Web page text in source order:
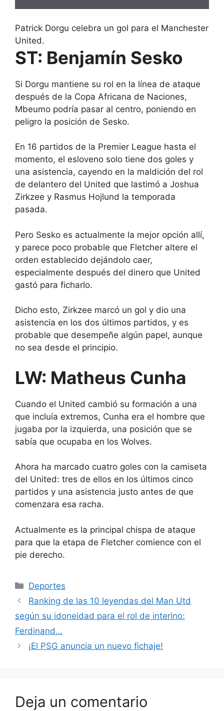
Patrick Dorgu celebra un gol para el Manchester
United.
ST: Benjamín Sesko
Si Dorgu mantiene su rol en la línea de ataque
después de la Copa Africana de Naciones,
Mbeumo podría pasar al centro, poniendo en
peligro la posición de Sesko.
En 16 partidos de la Premier League hasta el
momento, el esloveno solo tiene dos goles y
una asistencia, cayendo en la maldición del rol
de delantero del United que lastimó a Joshua
Zirkzee y Rasmus Hojlund la temporada
pasada.
Pero Sesko es actualmente la mejor opción allí,
y parece poco probable que Fletcher altere el
orden establecido dejándolo caer,
especialmente después del dinero que United
gastó para ficharlo.
Dicho esto, Zirkzee marcó un gol y dio una
asistencia en los dos últimos partidos, y es
probable que desempeñe algún papel, aunque
no sea desde el principio.
LW: Matheus Cunha
Cuando el United cambió su formación a una
que incluía extremos, Cunha era el hombre que
jugaba por la izquierda, una posición que se
sabía que ocupaba en los Wolves.
Ahora ha marcado cuatro goles con la camiseta
del United: tres de ellos en los últimos cinco
partidos y una asistencia justo antes de que
comenzara esa racha.
Actualmente es la principal chispa de ataque
para que la etapa de Fletcher comience con el
pie derecho.
Categorías
Deportes
Ranking de las 10 leyendas del Man Utd
según su idoneidad para el rol de interino:
Ferdinand…
¡El PSG anuncia un nuevo fichaje!
Deja un comentario